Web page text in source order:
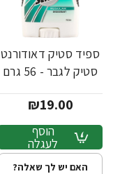
ספיד סטיק דאודורנט
סטיק לגבר - 56 גרם
₪19.00
הוסף
לעגלה
האם יש לך שאלה?